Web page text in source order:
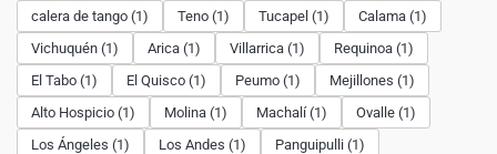
calera de tango (1)
Teno (1) Tucapel (1)
Calama (1)
Vichuquén (1)
Arica (1) Villarrica (1)
Requinoa (1)
El Tabo (1)
El Quisco (1) Peumo (1)
Mejillones (1)
Alto Hospicio (1)
Molina (1) Machalí (1)
Ovalle (1)
Los Ángeles (1)
Los Andes (1)
Panguipulli (1)